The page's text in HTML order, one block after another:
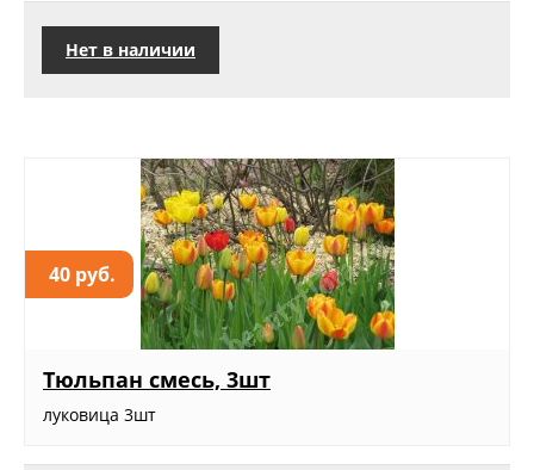
Нет в наличии
40 руб.
Тюльпан смесь, 3шт
луковица 3шт